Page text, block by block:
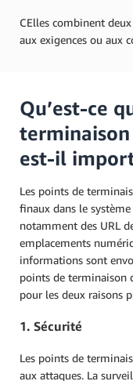
CElles combinent
aux exigences ou aux
Qu’est-ce
terminaison
est-il
Les points de
finaux dans le
notamment des URL
emplacements
informations sont
points de terminaison
pour les deux raisons
1. Sécurité
Les points de
aux attaques. La